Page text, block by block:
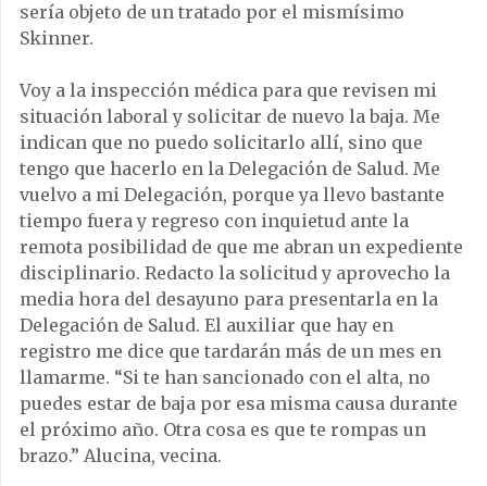
sería objeto de un tratado por el mismísimo
Skinner.
Voy a la inspección médica para que revisen mi
situación laboral y solicitar de nuevo la baja. Me
indican que no puedo solicitarlo allí, sino que
tengo que hacerlo en la Delegación de Salud. Me
vuelvo a mi Delegación, porque ya llevo bastante
tiempo fuera y regreso con inquietud ante la
remota posibilidad de que me abran un expediente
disciplinario. Redacto la solicitud y aprovecho la
media hora del desayuno para presentarla en la
Delegación de Salud. El auxiliar que hay en
registro me dice que tardarán más de un mes en
llamarme. “Si te han sancionado con el alta, no
puedes estar de baja por esa misma causa durante
el próximo año. Otra cosa es que te rompas un
brazo.” Alucina, vecina.